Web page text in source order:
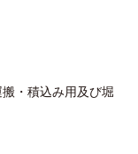
・積込み用及び堀